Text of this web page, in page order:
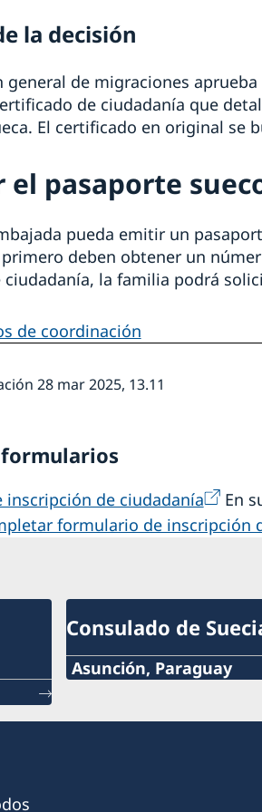
la decisión
general de migraciones
de ciudadanía que
El certificado en original se
el pasaporte
pueda emitir un
deben obtener un
ciudadanía, la familia podrá
de coordinación
28 mar 2025, 13.11
inscripción de ciudadanía
En
formulario de inscripción
Consulado de
Asunción, Paraguay